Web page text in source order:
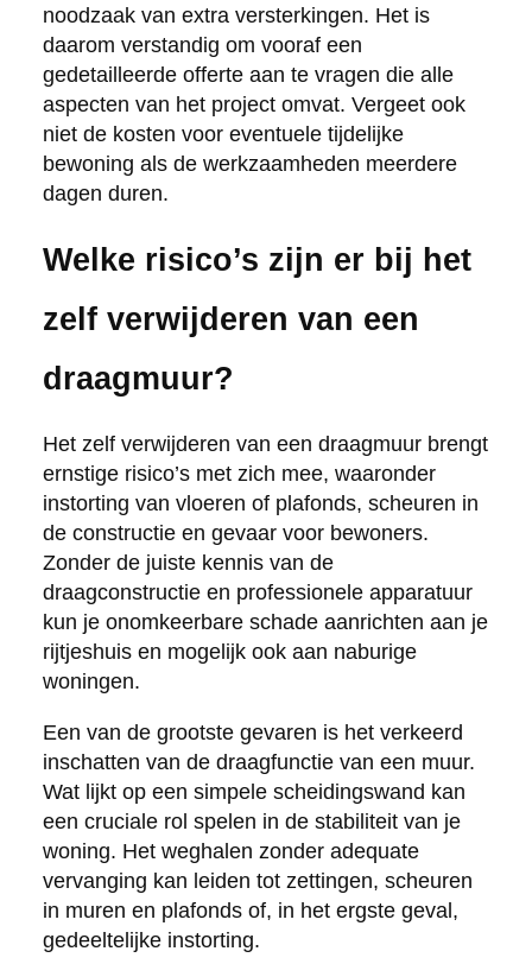
noodzaak van extra versterkingen. Het is
daarom verstandig om vooraf een
gedetailleerde offerte aan te vragen die alle
aspecten van het project omvat. Vergeet ook
niet de kosten voor eventuele tijdelijke
bewoning als de werkzaamheden meerdere
dagen duren.
Welke risico’s zijn er bij het
zelf verwijderen van een
draagmuur?
Het zelf verwijderen van een draagmuur brengt
ernstige risico’s met zich mee, waaronder
instorting van vloeren of plafonds, scheuren in
de constructie en gevaar voor bewoners.
Zonder de juiste kennis van de
draagconstructie en professionele apparatuur
kun je onomkeerbare schade aanrichten aan je
rijtjeshuis en mogelijk ook aan naburige
woningen.
Een van de grootste gevaren is het verkeerd
inschatten van de draagfunctie van een muur.
Wat lijkt op een simpele scheidingswand kan
een cruciale rol spelen in de stabiliteit van je
woning. Het weghalen zonder adequate
vervanging kan leiden tot zettingen, scheuren
in muren en plafonds of, in het ergste geval,
gedeeltelijke instorting.